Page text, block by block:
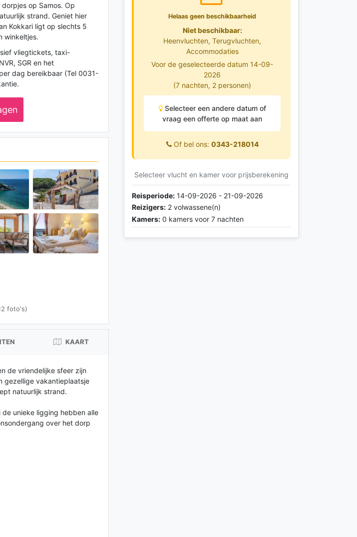
op Samos. Op
strand. Geniet hier
Kokkari ligt op slechts 5
winkeltjes.
vliegtickets, taxi-
SGR en het
dag bereikbaar (Tel 0031-
foto's)
KAART
de vriendelijke sfeer zijn
gezellige vakantieplaatsje
natuurlijk strand.
unieke ligging hebben alle
over het dorp
Helaas geen beschikbaarheid
Niet beschikbaar:
Heenvluchten, Terugvluchten,
Accommodaties
Voor de geselecteerde datum 14-09-
2026
(7 nachten, 2 personen)
Selecteer een andere datum of
vraag een offerte op maat aan
Of bel ons: 0343-218014
Selecteer vlucht en kamer voor prijsberekening
Reisperiode: 14-09-2026 - 21-09-2026
Reizigers: 2 volwassene(n)
Kamers: 0 kamers voor 7 nachten